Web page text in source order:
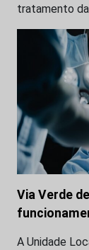
tratamento
Via Verde
A Unidade